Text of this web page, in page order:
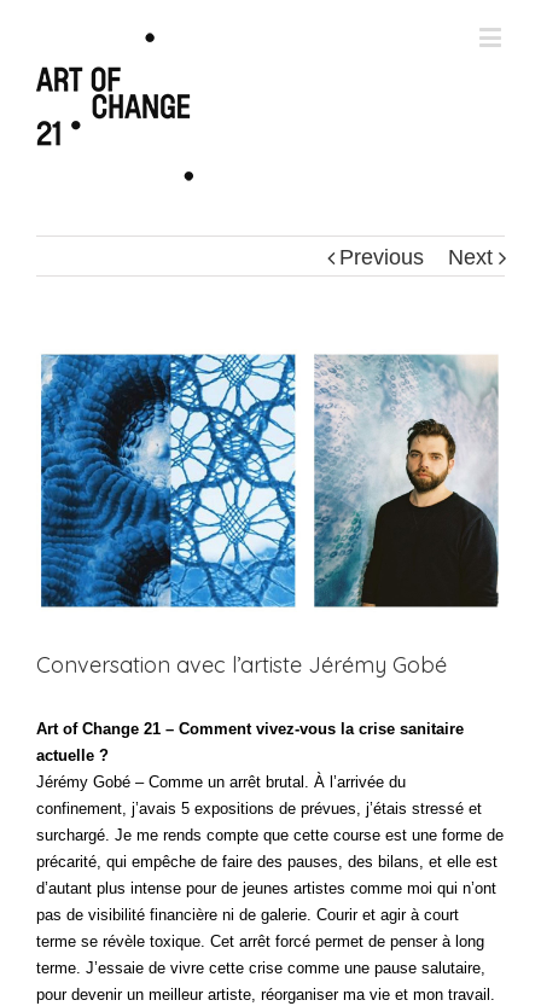
Previous Next
Conversation avec l’artiste Jérémy Gobé
Art of Change 21 – Comment vivez-vous la crise sanitaire
actuelle ?
Jérémy Gobé – Comme un arrêt brutal. À l’arrivée du
confinement, j’avais 5 expositions de prévues, j’étais stressé et
surchargé. Je me rends compte que cette course est une forme de
précarité, qui empêche de faire des pauses, des bilans, et elle est
d’autant plus intense pour de jeunes artistes comme moi qui n’ont
pas de visibilité financière ni de galerie. Courir et agir à court
terme se révèle toxique. Cet arrêt forcé permet de penser à long
terme. J’essaie de vivre cette crise comme une pause salutaire,
pour devenir un meilleur artiste, réorganiser ma vie et mon travail.